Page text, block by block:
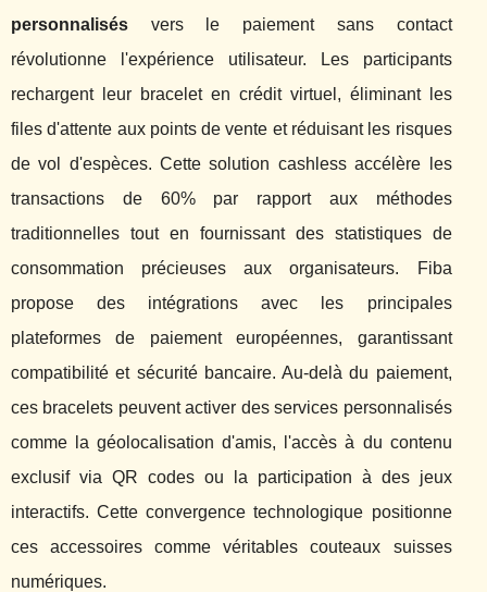
personnalisés vers le paiement sans contact
révolutionne l'expérience utilisateur. Les participants
rechargent leur bracelet en crédit virtuel, éliminant les
files d'attente aux points de vente et réduisant les risques
de vol d'espèces. Cette solution cashless accélère les
transactions de 60% par rapport aux méthodes
traditionnelles tout en fournissant des statistiques de
consommation précieuses aux organisateurs. Fiba
propose des intégrations avec les principales
plateformes de paiement européennes, garantissant
compatibilité et sécurité bancaire. Au-delà du paiement,
ces bracelets peuvent activer des services personnalisés
comme la géolocalisation d'amis, l'accès à du contenu
exclusif via QR codes ou la participation à des jeux
interactifs. Cette convergence technologique positionne
ces accessoires comme véritables couteaux suisses
numériques.